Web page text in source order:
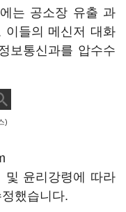
는 공소장 유출 과
이들의 메신저 대화
보통신과를 압수수
)
및 윤리강령에 따라
했습니다.